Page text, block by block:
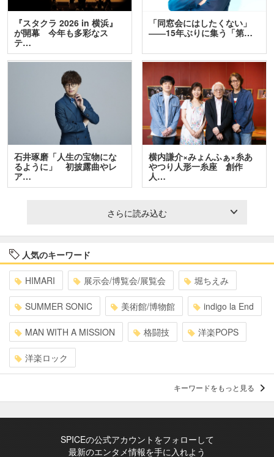
『スタクラ 2026 in 横浜』
が開幕 今年も多彩なス
テ…
「同窓会にはしたくない」
――15年ぶりに集う「第…
石井琢磨「人生の宝物にな
るように」 初披露曲やレ
ア…
横内謙介×みょんふぁ×糸あ
やつり人形一糸座 創作
人…
さらに読み込む
人気のキーワード
HIMARI 展示会/博覧会/展覧会 堀ちえみ
SUMMER SONIC 美術館/博物館 indigo la End
MAN WITH A MISSION 格闘技 洋楽POPS
洋楽ロック
キーワードをもっと見る
SPICEの公式アカウントをフォローして
最新のエンタメ情報を手に入れよう